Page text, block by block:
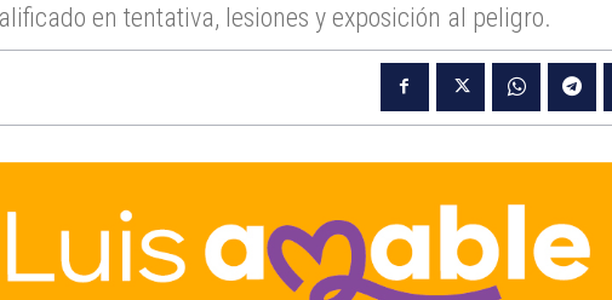
en tentativa, lesiones y exposición al peligro.